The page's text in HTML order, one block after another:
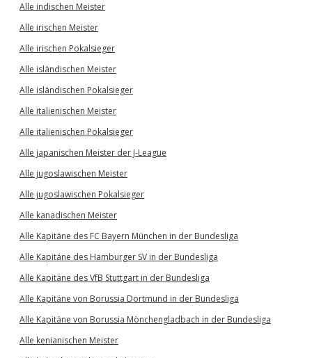
Alle indischen Meister
Alle irischen Meister
Alle irischen Pokalsieger
Alle isländischen Meister
Alle isländischen Pokalsieger
Alle italienischen Meister
Alle italienischen Pokalsieger
Alle japanischen Meister der J-League
Alle jugoslawischen Meister
Alle jugoslawischen Pokalsieger
Alle kanadischen Meister
Alle Kapitäne des FC Bayern München in der Bundesliga
Alle Kapitäne des Hamburger SV in der Bundesliga
Alle Kapitäne des VfB Stuttgart in der Bundesliga
Alle Kapitäne von Borussia Dortmund in der Bundesliga
Alle Kapitäne von Borussia Mönchengladbach in der Bundesliga
Alle kenianischen Meister